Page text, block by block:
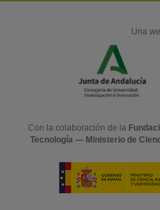
Una
Con la colaboración de la
Tecnología — Ministerio de